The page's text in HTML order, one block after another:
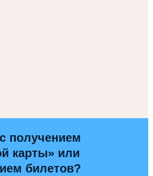
получением
карты» или
билетов?